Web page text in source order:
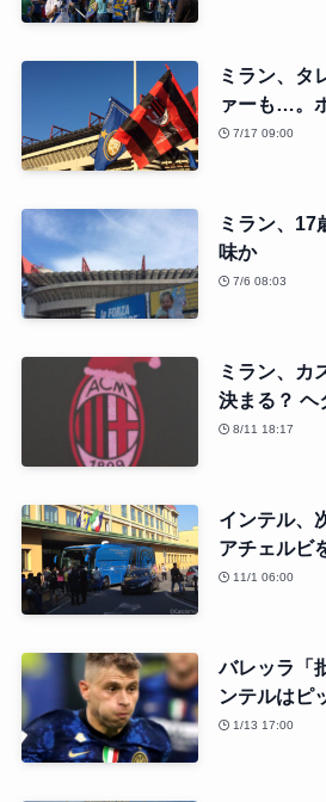
ミラン、タ
ァーも…。
7/17 09:00
ミラン、17
味か
7/6 08:03
ミラン、カ
決まる？ ヘ
8/11 18:17
インテル、
アチェルビ
11/1 06:00
バレッラ「
ンテルはピ
1/13 17:00